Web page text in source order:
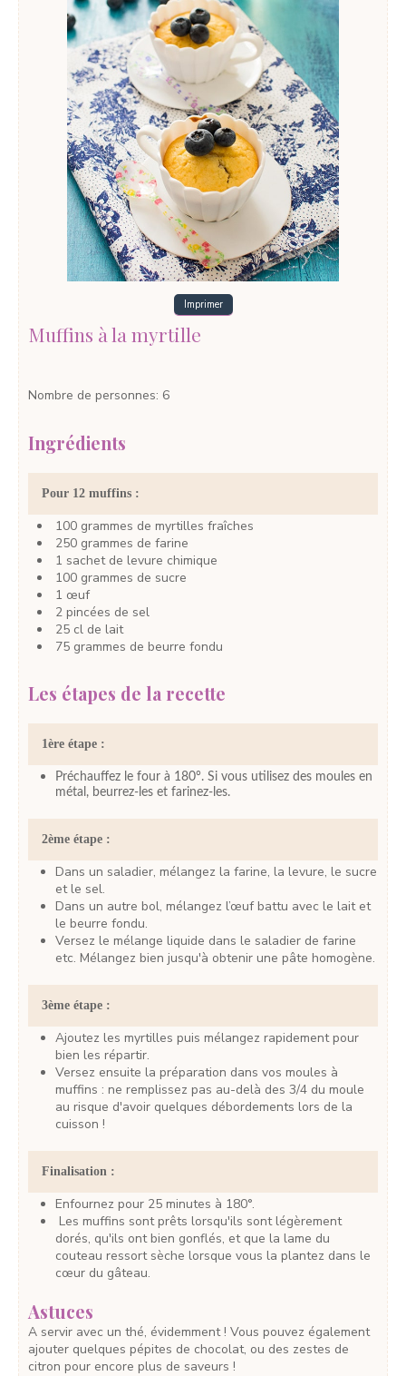
Imprimer
Muffins à la myrtille
Nombre de personnes: 6
Ingrédients
Pour 12 muffins :
100 grammes de myrtilles fraîches
250 grammes de farine
1 sachet de levure chimique
100 grammes de sucre
1 œuf
2 pincées de sel
25 cl de lait
75 grammes de beurre fondu
Les étapes de la recette
1ère étape :
Préchauffez le four à 180°. Si vous utilisez des moules en
métal, beurrez-les et farinez-les.
2ème étape :
Dans un saladier, mélangez la farine, la levure, le sucre
et le sel.
Dans un autre bol, mélangez l’œuf battu avec le lait et
le beurre fondu.
Versez le mélange liquide dans le saladier de farine
etc. Mélangez bien jusqu'à obtenir une pâte homogène.
3ème étape :
Ajoutez les myrtilles puis mélangez rapidement pour
bien les répartir.
Versez ensuite la préparation dans vos moules à
muffins : ne remplissez pas au-delà des 3/4 du moule
au risque d'avoir quelques débordements lors de la
cuisson !
Finalisation :
Enfournez pour 25 minutes à 180°.
Les muffins sont prêts lorsqu'ils sont légèrement
dorés, qu'ils ont bien gonflés, et que la lame du
couteau ressort sèche lorsque vous la plantez dans le
cœur du gâteau.
Astuces
A servir avec un thé, évidemment ! Vous pouvez également
ajouter quelques pépites de chocolat, ou des zestes de
citron pour encore plus de saveurs !